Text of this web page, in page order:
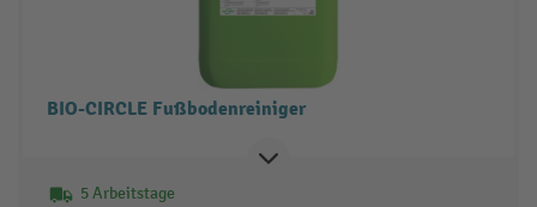
BIO-CIRCLE Fußbodenreiniger
5 Arbeitstage